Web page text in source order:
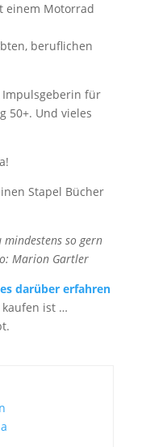
einem Motorrad
beruflichen
Impulsgeberin für
50+. Und vieles
so gern
Marion Gartler
darüber erfahren
kaufen ist …